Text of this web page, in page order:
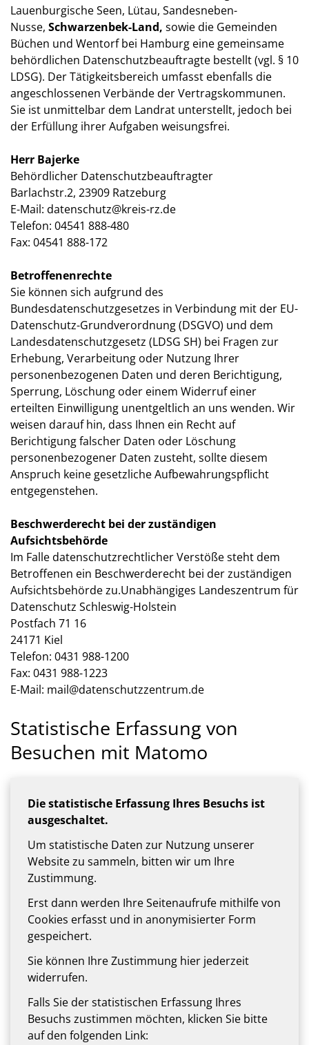
Lauenburgische Seen, Lütau, Sandesneben-
Nusse, Schwarzenbek-Land, sowie die Gemeinden
Büchen und Wentorf bei Hamburg eine gemeinsame
behördlichen Datenschutzbeauftragte bestellt (vgl. § 10
LDSG). Der Tätigkeitsbereich umfasst ebenfalls die
angeschlossenen Verbände der Vertragskommunen.
Sie ist unmittelbar dem Landrat unterstellt, jedoch bei
der Erfüllung ihrer Aufgaben weisungsfrei.
Herr Bajerke
Behördlicher Datenschutzbeauftragter
Barlachstr.2, 23909 Ratzeburg
E-Mail: datenschutz@kreis-rz.de
Telefon: 04541 888-480
Fax: 04541 888-172
Betroffenenrechte
Sie können sich aufgrund des
Bundesdatenschutzgesetzes in Verbindung mit der EU-
Datenschutz-Grundverordnung (DSGVO) und dem
Landesdatenschutzgesetz (LDSG SH) bei Fragen zur
Erhebung, Verarbeitung oder Nutzung Ihrer
personenbezogenen Daten und deren Berichtigung,
Sperrung, Löschung oder einem Widerruf einer
erteilten Einwilligung unentgeltlich an uns wenden. Wir
weisen darauf hin, dass Ihnen ein Recht auf
Berichtigung falscher Daten oder Löschung
personenbezogener Daten zusteht, sollte diesem
Anspruch keine gesetzliche Aufbewahrungspflicht
entgegenstehen.
Beschwerderecht bei der zuständigen
Aufsichtsbehörde
Im Falle datenschutzrechtlicher Verstöße steht dem
Betroffenen ein Beschwerderecht bei der zuständigen
Aufsichtsbehörde zu.Unabhängiges Landeszentrum für
Datenschutz Schleswig-Holstein
Postfach 71 16
24171 Kiel
Telefon: 0431 988-1200
Fax: 0431 988-1223
E-Mail: mail@datenschutzzentrum.de
Statistische Erfassung von
Besuchen mit Matomo
Die statistische Erfassung Ihres Besuchs ist
ausgeschaltet.
Um statistische Daten zur Nutzung unserer
Website zu sammeln, bitten wir um Ihre
Zustimmung.
Erst dann werden Ihre Seitenaufrufe mithilfe von
Cookies erfasst und in anonymisierter Form
gespeichert.
Sie können Ihre Zustimmung hier jederzeit
widerrufen.
Falls Sie der statistischen Erfassung Ihres
Besuchs zustimmen möchten, klicken Sie bitte
auf den folgenden Link: